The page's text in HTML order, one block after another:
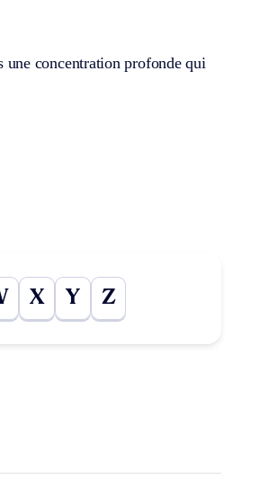
une concentration profonde qui
X Y Z